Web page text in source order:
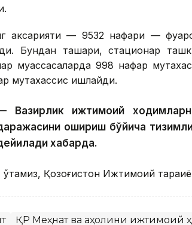
аксарияти — 9532 нафари —
Бундан ташқари, стационар
муассасаларда 998 нафар
мутахассис ишлайди.
Вазирлик ижтимоий
ошириш бўйича
хабарда.
ўтамиз, Қозоғистон Ижтимоий
ҚР Меҳнат ва аҳолини ижтимоий